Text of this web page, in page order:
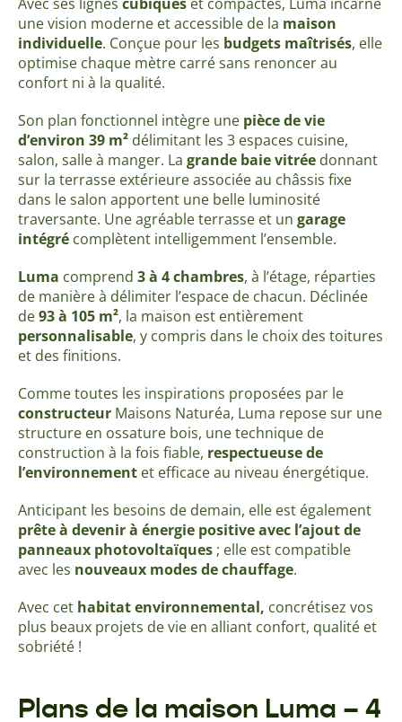
une vision moderne et accessible de la maison
individuelle. Conçue pour les budgets maîtrisés, elle
optimise chaque mètre carré sans renoncer au
confort ni à la qualité.
Son plan fonctionnel intègre une pièce de vie
d’environ 39 m² délimitant les 3 espaces cuisine,
salon, salle à manger. La grande baie vitrée donnant
sur la terrasse extérieure associée au châssis fixe
dans le salon apportent une belle luminosité
traversante. Une agréable terrasse et un garage
intégré complètent intelligemment l’ensemble.
Luma comprend 3 à 4 chambres, à l’étage, réparties
de manière à délimiter l’espace de chacun. Déclinée
de93 à 105 m², la maison est entièrement
personnalisable, y compris dans le choix des toitures
et des finitions.
Comme toutes les inspirations proposées par le
constructeur Maisons Naturéa, Luma repose sur une
structure en ossature bois, une technique de
construction à la fois fiable, respectueuse de
l’environnement et efficace au niveau énergétique.
Anticipant les besoins de demain, elle est également
prête à devenir à énergie positive avec l’ajout de
panneaux photovoltaïques ; elle est compatible
avec les nouveaux modes de chauffage.
Avec cet habitat environnemental, concrétisez vos
plus beaux projets de vie en alliant confort, qualité et
sobriété !
Plans de la maison Luma – 4